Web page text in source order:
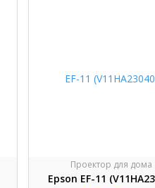
Проектор для дома
Epson EF-11